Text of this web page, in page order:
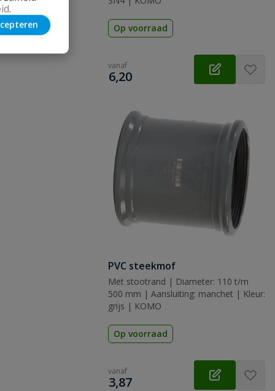
.
Op voorraad
vanaf
€
6,20
PVC steekmof
Met stootrand | Diameter: 110 t/m
500 mm | Aansluiting: manchet | Kleur:
grijs | KOMO
Op voorraad
vanaf
€
3,87